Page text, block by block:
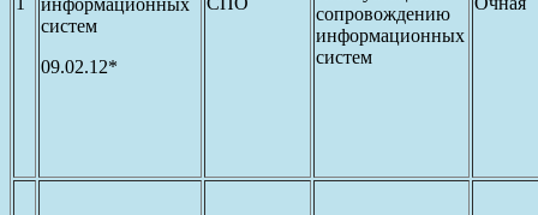
систем
09.02.12*
сопровождению
информационных
систем